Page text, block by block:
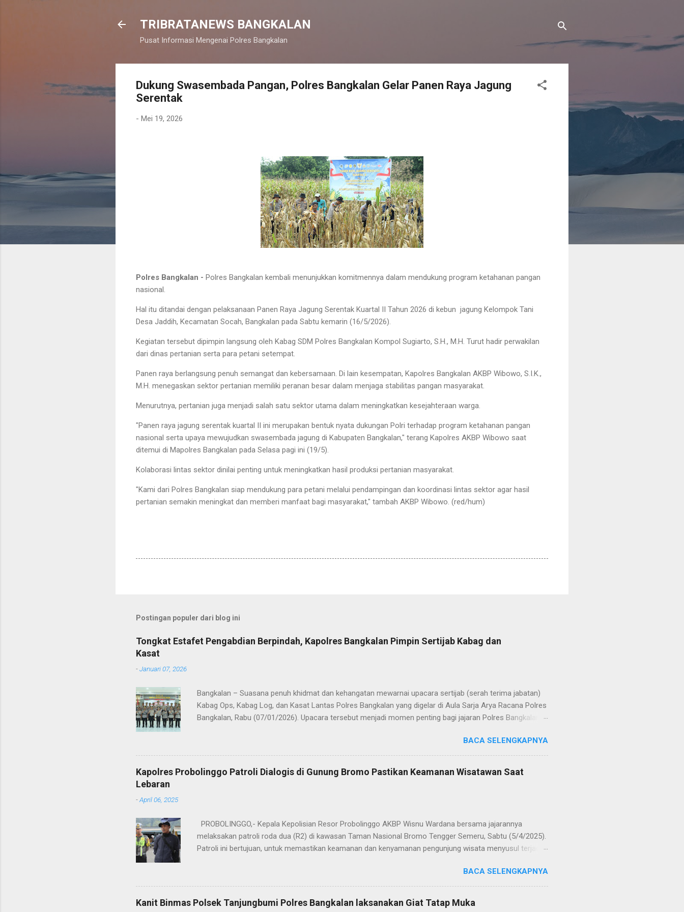
TRIBRATANEWS BANGKALAN
Pusat Informasi Mengenai Polres Bangkalan
Dukung Swasembada Pangan, Polres Bangkalan Gelar Panen Raya Jagung
Serentak
- Mei 19, 2026
Polres Bangkalan - Polres Bangkalan kembali menunjukkan komitmennya dalam mendukung program ketahanan pangan
nasional.
Hal itu ditandai dengan pelaksanaan Panen Raya Jagung Serentak Kuartal II Tahun 2026 di kebun jagung Kelompok Tani
Desa Jaddih, Kecamatan Socah, Bangkalan pada Sabtu kemarin (16/5/2026).
Kegiatan tersebut dipimpin langsung oleh Kabag SDM Polres Bangkalan Kompol Sugiarto, S.H., M.H. Turut hadir perwakilan
dari dinas pertanian serta para petani setempat.
Panen raya berlangsung penuh semangat dan kebersamaan. Di lain kesempatan, Kapolres Bangkalan AKBP Wibowo, S.I.K.,
M.H. menegaskan sektor pertanian memiliki peranan besar dalam menjaga stabilitas pangan masyarakat.
Menurutnya, pertanian juga menjadi salah satu sektor utama dalam meningkatkan kesejahteraan warga.
"Panen raya jagung serentak kuartal II ini merupakan bentuk nyata dukungan Polri terhadap program ketahanan pangan
nasional serta upaya mewujudkan swasembada jagung di Kabupaten Bangkalan," terang Kapolres AKBP Wibowo saat
ditemui di Mapolres Bangkalan pada Selasa pagi ini (19/5).
Kolaborasi lintas sektor dinilai penting untuk meningkatkan hasil produksi pertanian masyarakat.
"Kami dari Polres Bangkalan siap mendukung para petani melalui pendampingan dan koordinasi lintas sektor agar hasil
pertanian semakin meningkat dan memberi manfaat bagi masyarakat," tambah AKBP Wibowo. (red/hum)
Postingan populer dari blog ini
Tongkat Estafet Pengabdian Berpindah, Kapolres Bangkalan Pimpin Sertijab Kabag dan
Kasat
-Januari 07, 2026
Bangkalan – Suasana penuh khidmat dan kehangatan mewarnai upacara sertijab (serah terima jabatan)
Kabag Ops, Kabag Log, dan Kasat Lantas Polres Bangkalan yang digelar di Aula Sarja Arya Racana Polres
Bangkalan, Rabu (07/01/2026). Upacara tersebut menjadi momen penting bagi jajaran Polres Bangkalan,
kesinambungan pengabdian kepada masyarakat. Dalam sertijab tersebut, KOMPOL Hery Kusnanto, S.H.,
M.H. resmi menyerahkan jabatan Kabag Log Polres Bangkalan untuk mengemban amanah baru sebagai
Wakapolres Sampang. Jabatan Kabag Log Polres Bangkalan selanjutnya dijabat oleh KOMPOL Moch.
Rifai, S.H., M.H. , yang sebelumnya mengemban tugas sebagai Kabag Ops Polres Bangkalan. Sementara
BACA SELENGKAPNYA
Kapolres Probolinggo Patroli Dialogis di Gunung Bromo Pastikan Keamanan Wisatawan Saat
Lebaran
-April 06, 2025
PROBOLINGGO,- Kepala Kepolisian Resor Probolinggo AKBP Wisnu Wardana bersama jajarannya
melaksakan patroli roda dua (R2) di kawasan Taman Nasional Bromo Tengger Semeru, Sabtu (5/4/2025).
Patroli ini bertujuan, untuk memastikan keamanan dan kenyamanan pengunjung wisata menyusul terjadi
mengantisipasi hal-hal yang tidak kita inginkan, seiring dengan jumlah pengunjung yang semakin
meningkat selama libur Lebaran," kata AKBP Wisnu Wardana. Kapolres Probolinggo menegaskan, bahwa
pihaknya melakukan hal ini sebagai langkah antisipasi untuk memastikan situasi tetap kondusif. Ia juga
menekankan pentingnya keselamatan, terutama bagi pengunjung yang membawa anak-anak. "Kami ingin
BACA SELENGKAPNYA
Kanit Binmas Polsek Tanjungbumi Polres Bangkalan laksanakan Giat Tatap Muka